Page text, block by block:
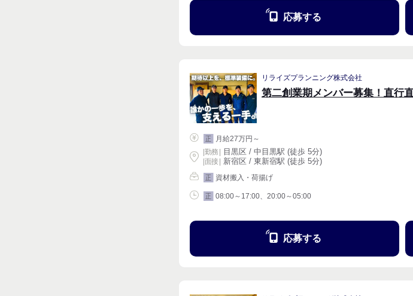
応募する
リライズプランニング株式会社
第二創業期メンバー募集！直行
正
月給27万円～
|勤務 目黒区 / 中目黒駅 (徒歩 5分)
| 面接 | 新宿区 / 東新宿駅 (徒歩 5分)
正 資材搬入・荷揚げ
正 08:00～17:00、20:00～05:00
応募する